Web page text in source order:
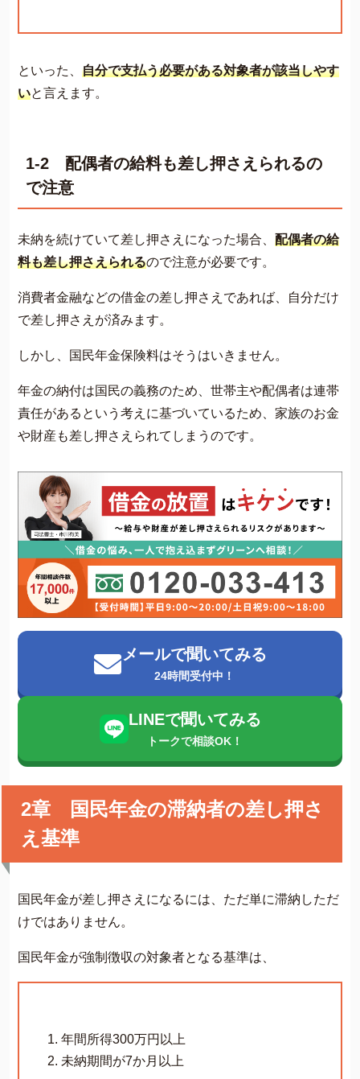
といった、 自分で支払う必要がある対象者が該当しやす
いと言えます。
1-2 配偶者の給料も差し押さえられるの
で注意
未納を続けていて差し押さえになった場合、 配偶者の給
料も差し押さえられるので注意が必要です。
消費者金融などの借金の差し押さえであれば、自分だけ
で差し押さえが済みます。
しかし、国民年金保険料はそうはいきません。
年金の納付は国民の義務のため、世帯主や配偶者は連帯
責任があるという考えに基づいているため、家族のお金
や財産も差し押さえられてしまうのです。
メールで聞いてみる
24時間受付中！
LINEで聞いてみる
トークで相談OK！
2章 国民年金の滞納者の差し押さ
え基準
国民年金が差し押さえになるには、ただ単に滞納しただ
けではありません。
国民年金が強制徴収の対象者となる基準は、
年間所得300万円以上
未納期間が7か月以上